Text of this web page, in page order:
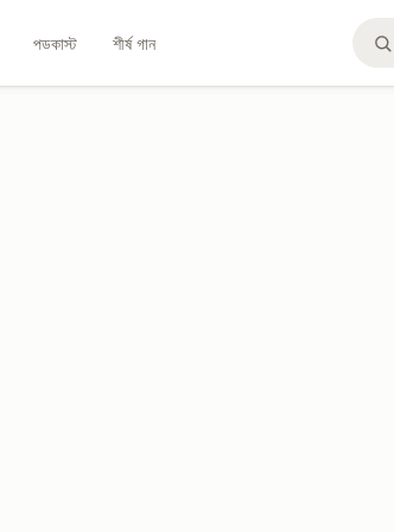
পডকাস্ট শীর্ষ গান